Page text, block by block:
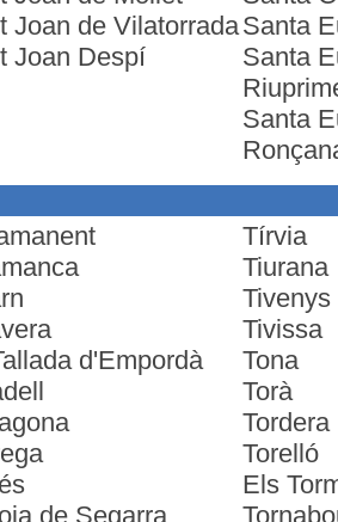
Joan de Vilatorrada
Joan Despí
Santa
Santa
Santa
d'Empordà
de Segarra
Tírvia
Tiurana
Tivenys
Tivissa
Tona
Torà
Tordera
Torelló
Els